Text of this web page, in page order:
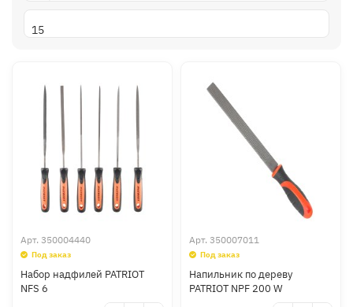
Арт. 350004440
Под заказ
Набор надфилей PATRIOT
NFS 6
Арт. 350007011
Под заказ
Напильник по дереву
PATRIOT NPF 200 W